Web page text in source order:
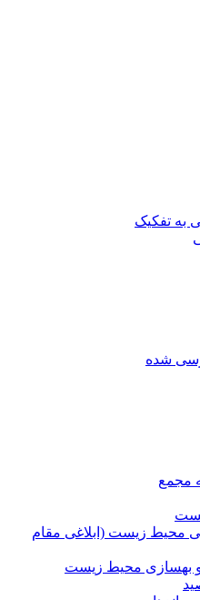
به تفکیک
شده
مجمع
ﻣﺤﯿﻂ زﯾﺴﺖ (ابلاغی مقام
بهسازی محیط زیست